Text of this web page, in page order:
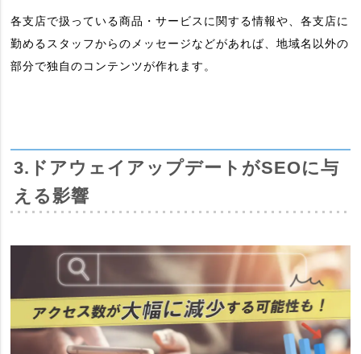
各支店で扱っている商品・サービスに関する情報や、各支店に
勤めるスタッフからのメッセージなどがあれば、地域名以外の
部分で独自のコンテンツが作れます。
3.ドアウェイアップデートがSEOに与
える影響